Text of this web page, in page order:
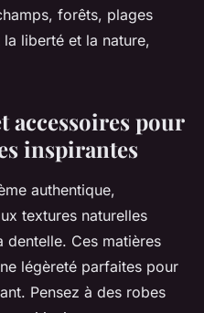
forêts, plages
liberté et la nature,
accessoires pour
inspirantes
authentique,
textures naturelles
Ces matières
légèreté parfaites pour
Pensez à des robes